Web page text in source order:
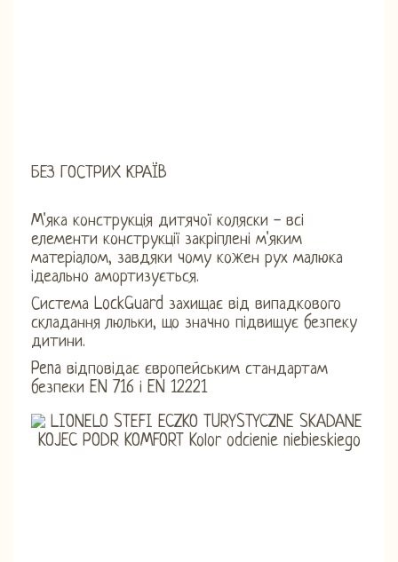
БЕЗ ГОСТРИХ КРАЇВ
М'яка конструкція дитячої коляски - всі
елементи конструкції закріплені м'яким
матеріалом, завдяки чому кожен рух малюка
ідеально амортизується.
Система LockGuard захищає від випадкового
складання люльки, що значно підвищує безпеку
дитини.
Pena відповідає європейським стандартам
безпеки EN 716 і EN 12221